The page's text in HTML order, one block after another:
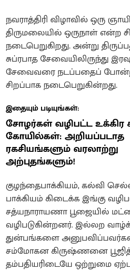
நவராத்திரி விழாவில் ஒரு
திருமலையில் ஒருநாள் என்ற
நடைபெறுகிறது. அன்று
சுப்ரபாத சேவையிலிருந்து
சேவைவரை நடப்பதைப்
சிறப்பாக நடைபெறுகின்றது.
இதையும் படியுங்கள்:
சோழர்கள் வழிபட்ட உக்கிர
கோயில்கள்: அறியப்படாத
ரகசியங்களும் வரலாற்று
அற்புதங்களும்!
குழந்தைபாக்கியம், கல்வி
பாக்கியம் கிடைக்க இங்கு
சத்யநாராயணா பூஜையில்
வழிபடுகின்றனர்.‌ இல்லற
துன்பங்களை
சம்மோகன கிருஷ்ணனை
தம்பதியரிடையே ஒற்றுமை